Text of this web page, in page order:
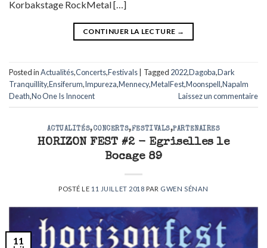
Korbakstage RockMetal […]
CONTINUER LA LECTURE →
Posted inActualités,Concerts,Festivals Tagged 2022,Dagoba,Dark
Tranquillity,Ensiferum,Impureza,Mennecy,MetalFest,Moonspell,Napalm
Death,No One Is Innocent Laissez un commentaire
ACTUALITÉS,CONCERTS,FESTIVALS,PARTENAIRES
HORIZON FEST #2 - Egriselles le
Bocage 89
POSTÉ LE 11 JUILLET 2018 PAR GWEN SÉNAN
11